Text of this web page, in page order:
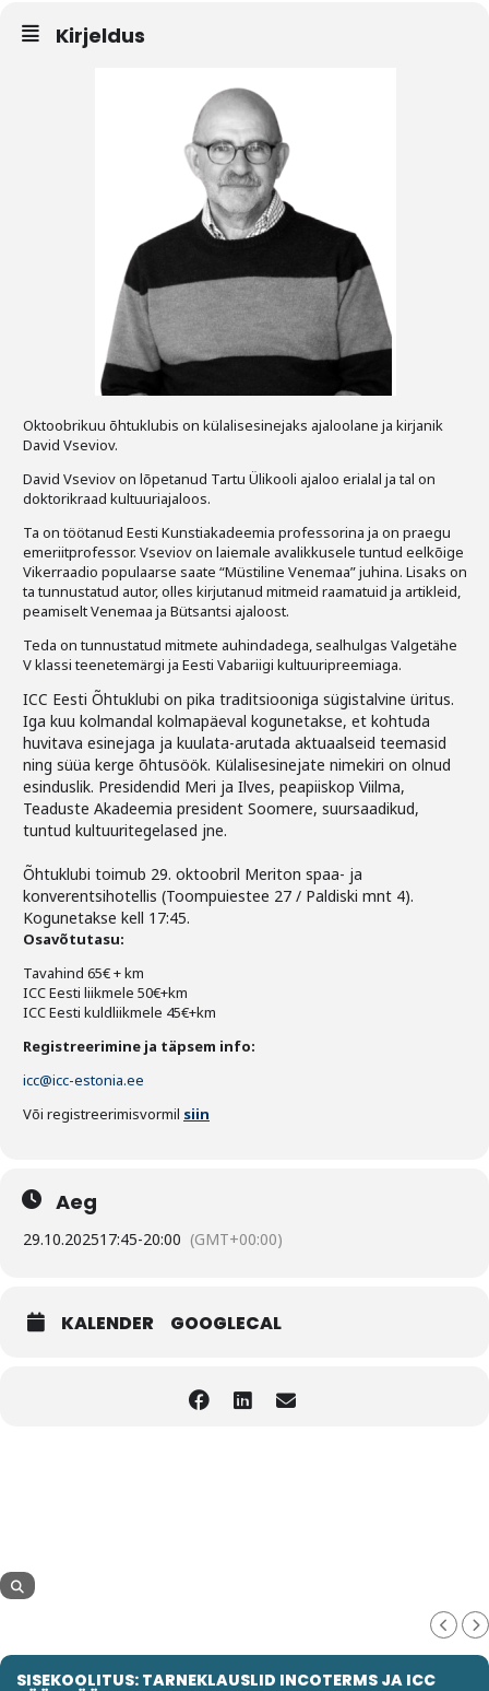
Tegevused
ICC komisjonid
Digiraamatukogu
Juhendid ja väljaanded
Liitu meililistiga
Oskusteave
Incoterms® 2020
Abimaterjalid
Projektid
Kirjeldus
Oktoobrikuu õhtuklubis on külalisesinejaks ajaloolane ja kirjanik
David Vseviov.
David Vseviov on lõpetanud Tartu Ülikooli ajaloo erialal ja tal on
doktorikraad kultuuriajaloos.
Ta on töötanud Eesti Kunstiakadeemia professorina ja on praegu
emeriitprofessor. Vseviov on laiemale avalikkusele tuntud eelkõige
Vikerraadio populaarse saate “Müstiline Venemaa” juhina. Lisaks on
ta tunnustatud autor, olles kirjutanud mitmeid raamatuid ja artikleid,
peamiselt Venemaa ja Bütsantsi ajaloost.
Teda on tunnustatud mitmete auhindadega, sealhulgas Valgetähe
V klassi teenetemärgi ja Eesti Vabariigi kultuuripreemiaga.
ICC Eesti Õhtuklubi on pika traditsiooniga sügistalvine üritus.
Iga kuu kolmandal kolmapäeval kogunetakse, et kohtuda
huvitava esinejaga ja kuulata-arutada aktuaalseid teemasid
ning süüa kerge õhtusöök. Külalisesinejate nimekiri on olnud
esinduslik. Presidendid Meri ja Ilves, peapiiskop Viilma,
Teaduste Akadeemia president Soomere, suursaadikud,
tuntud kultuuritegelased jne.
Õhtuklubi toimub 29. oktoobril Meriton spaa- ja
konverentsihotellis (Toompuiestee 27 / Paldiski mnt 4).
Kogunetakse kell 17:45.
Osavõtutasu:
Tavahind 65€ + km
ICC Eesti liikmele 50€+km
ICC Eesti kuldliikmele 45€+km
Registreerimine ja täpsem info:
icc@icc-estonia.ee
Või registreerimisvormil siin
Aeg
29.10.202517:45-20:00 (GMT+00:00)
KALENDER GOOGLECAL
SISEKOOLITUS: TARNEKLAUSLID INCOTERMS JA ICC